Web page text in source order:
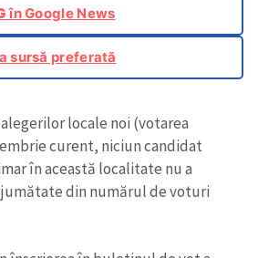
în Google News
sursă preferată
locale noi (votarea
curent, niciun candidat
în această localitate nu a
din numărul de voturi